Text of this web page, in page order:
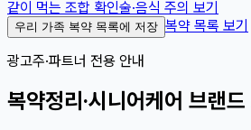
같이 먹는 조합 확인술·음식 주의 보기
우리 가족 복약 목록에 저장 복약 목록 보기
광고주·파트너 전용 안내
복약정리·시니어케어 브랜